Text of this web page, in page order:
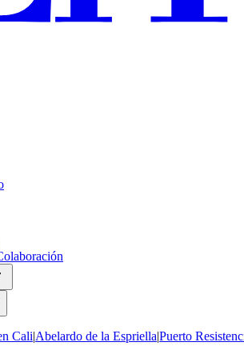
Cali|Abelardo de la Espriella|Puerto